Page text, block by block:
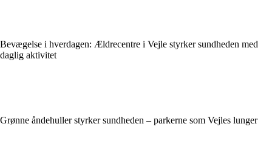
Bevægelse i hverdagen: Ældrecentre i Vejle styrker sundheden med
daglig aktivitet
Grønne åndehuller styrker sundheden – parkerne som Vejles lunger